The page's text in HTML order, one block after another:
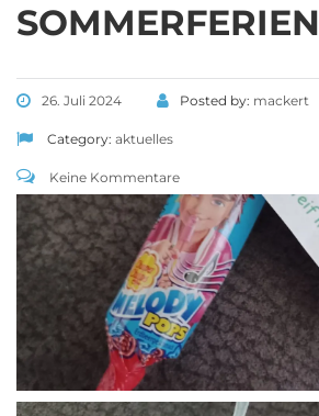
SOMMERFERIEN
26. Juli 2024 Posted by: mackert
Category: aktuelles
Keine Kommentare